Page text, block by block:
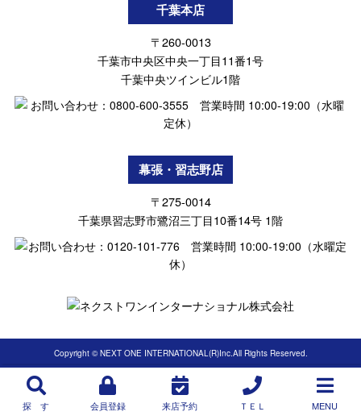
探 す 会員登録 来店予約 ＴＥＬ MENU
千葉本店
〒260-0013
千葉市中央区中央一丁目11番1号
千葉中央ツインビル1階
幕張・習志野店
〒275-0014
千葉県習志野市鷺沼三丁目10番14号 1階
Copyright © NEXT ONE INTERNATIONAL(R)Inc.All Rights Reserved.